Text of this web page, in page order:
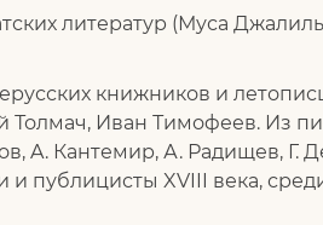
литератур (Муса
книжников и
Иван Тимофеев. Из
A. Кантемир, А. Радищев, Г.
публицисты XVIII века,